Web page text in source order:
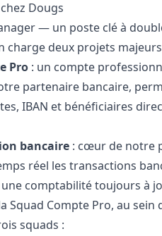
Dougs
— un poste clé à
charge deux projets
Pro : un compte
partenaire bancaire,
IBAN et bénéficiaires
bancaire : cœur de notre
réel les transactions
comptabilité toujours à
Squad Compte Pro, au sein
squads :